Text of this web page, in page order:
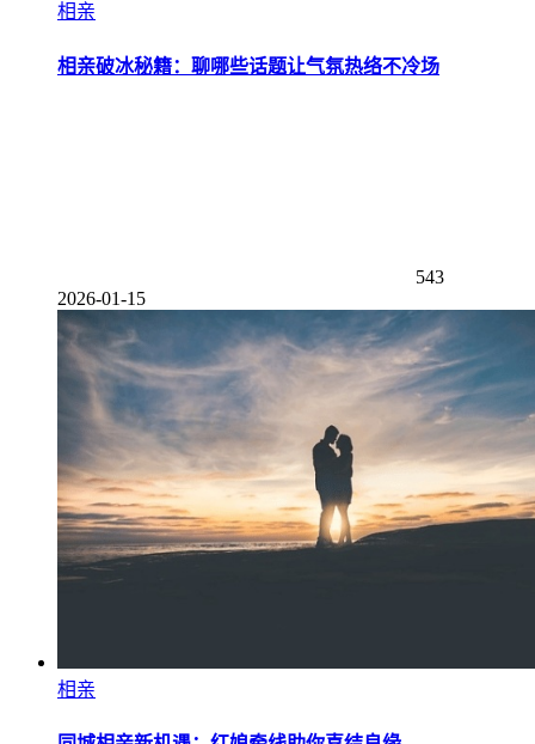
相亲
相亲破冰秘籍：聊哪些话题让气氛热络不冷场
543
2026-01-15
相亲